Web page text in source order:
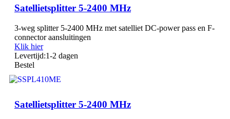
Satellietsplitter 5-2400 MHz
3-weg splitter 5-2400 MHz met satelliet DC-power pass en F-
connector aansluitingen
Klik hier
Levertijd:1-2 dagen
Bestel
Satellietsplitter 5-2400 MHz